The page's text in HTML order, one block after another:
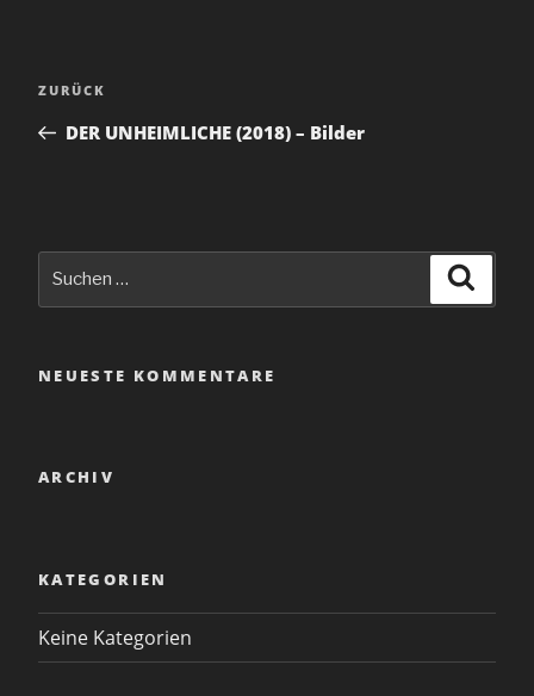
Beitragsnavigation
Vorheriger
ZURÜCK
DER UNHEIMLICHE (2018) – Bilder
nach:
NEUESTE KOMMENTARE
ARCHIV
KATEGORIEN
Keine Kategorien